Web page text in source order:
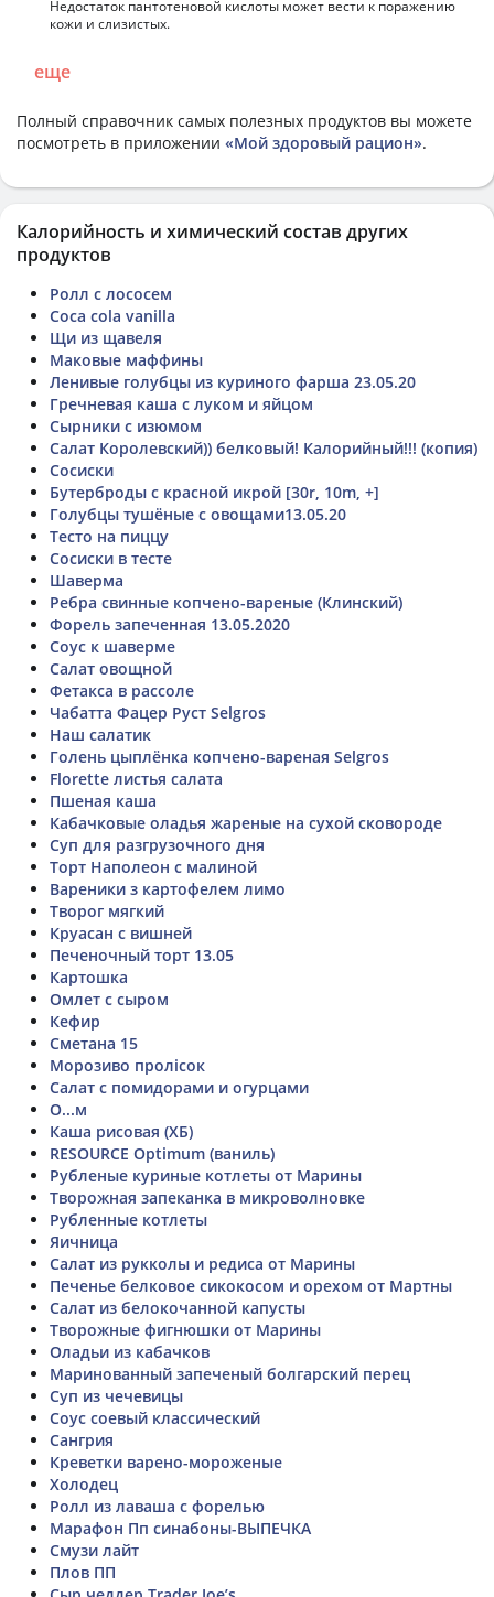
Недостаток пантотеновой кислоты может вести к поражению
кожи и слизистых.
еще
Полный справочник самых полезных продуктов вы можете
посмотреть в приложении «Мой здоровый рацион».
Калорийность и химический состав других
продуктов
Ролл с лососем
Coca cola vanilla
Щи из щавеля
Маковые маффины
Ленивые голубцы из куриного фарша 23.05.20
Гречневая каша с луком и яйцом
Сырники с изюмом
Салат Королевский)) белковый! Калорийный!!! (копия)
Сосиски
Бутерброды с красной икрой [30r, 10m, +]
Голубцы тушёные с овощами13.05.20
Тесто на пиццу
Сосиски в тесте
Шаверма
Ребра свинные копчено-вареные (Клинский)
Форель запеченная 13.05.2020
Соус к шаверме
Салат овощной
Фетакса в рассоле
Чабатта Фацер Руст Selgros
Наш салатик
Голень цыплёнка копчено-вареная Selgros
Florette листья салата
Пшеная каша
Кабачковые оладья жареные на сухой сковороде
Суп для разгрузочного дня
Торт Наполеон с малиной
Вареники з картофелем лимо
Творог мягкий
Круасан с вишней
Печеночный торт 13.05
Картошка
Омлет с сыром
Кефир
Сметана 15
Морозиво пролісок
Салат с помидорами и огурцами
О...м
Каша рисовая (ХБ)
RESOURCE Optimum (ваниль)
Рубленые куриные котлеты от Марины
Творожная запеканка в микроволновке
Рубленные котлеты
Яичница
Салат из рукколы и редиса от Марины
Печенье белковое сикокосом и орехом от Мартны
Салат из белокочанной капусты
Творожные фигнюшки от Марины
Оладьи из кабачков
Маринованный запеченый болгарский перец
Суп из чечевицы
Соус соевый классический
Сангрия
Креветки варено-мороженые
Холодец
Ролл из лаваша с форелью
Марафон Пп синабоны-ВЫПЕЧКА
Смузи лайт
Плов ПП